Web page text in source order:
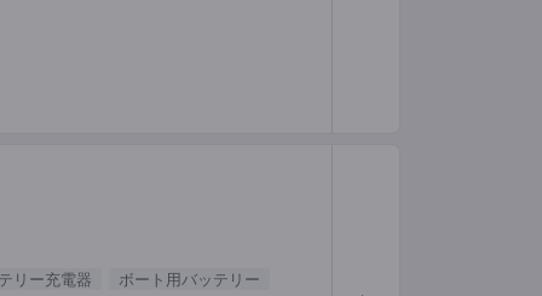
リー充電器
ボート用バッテリー